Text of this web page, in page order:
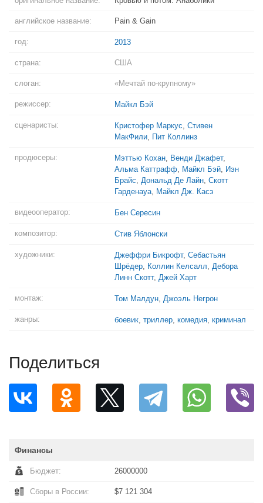
английское название: Pain & Gain
год: 2013
страна: США
слоган: «Мечтай по-крупному»
режиссер: Майкл Бэй
сценаристы: Кристофер Маркус, Стивен
МакФили, Пит Коллинз
продюсеры: Мэттью Кохан, Венди Джафет,
Альма Каттрафф, Майкл Бэй, Иэн
Брайс, Дональд Де Лайн, Скотт
Гарденауа, Майкл Дж. Касэ
видеооператор: Бен Сересин
композитор: Стив Яблонски
художники: Джеффри Бикрофт, Себастьян
Шрёдер, Коллин Келсалл, Дебора
Линн Скотт, Джей Харт
монтаж: Том Малдун, Джоэль Негрон
жанры: боевик, триллер, комедия, криминал
Поделиться
Финансы
Бюджет: 26000000
Сборы в России: $7 121 304